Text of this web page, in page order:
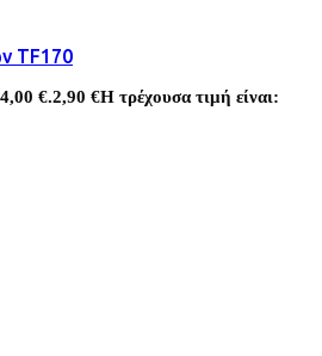
TF170
€.2,90 €Η τρέχουσα τιμή είναι: